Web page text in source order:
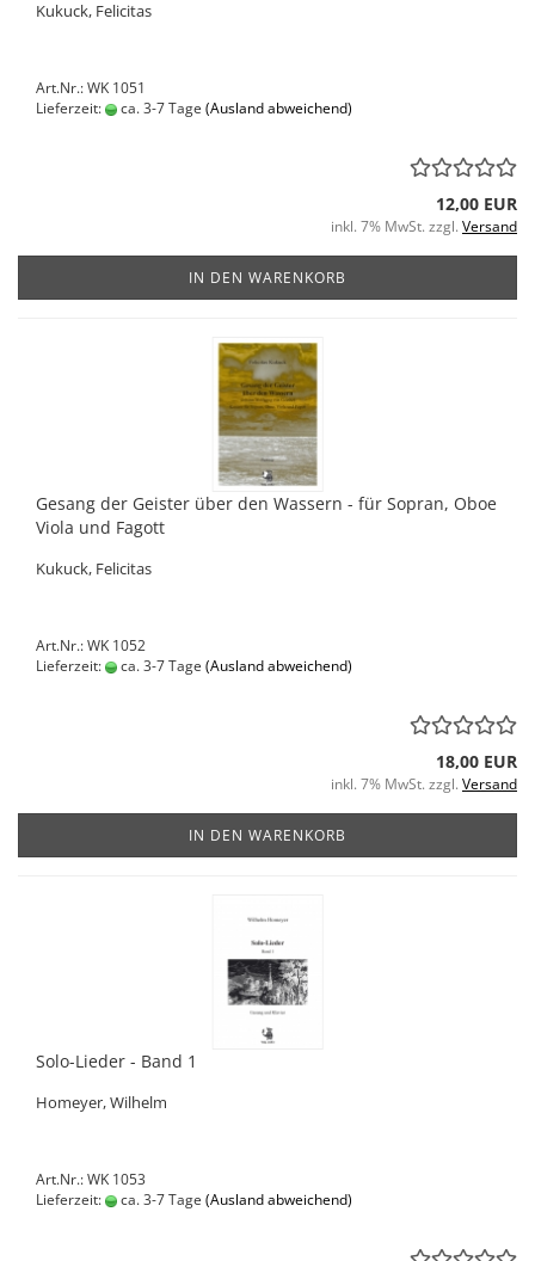
Kukuck, Felicitas
Art.Nr.: WK 1051
Lieferzeit:
ca. 3-7 Tage (Ausland abweichend)
12,00 EUR
inkl. 7% MwSt. zzgl. Versand
IN DEN WARENKORB
Gesang der Geister über den Wassern - für Sopran, Oboe
Viola und Fagott
Kukuck, Felicitas
Art.Nr.: WK 1052
Lieferzeit:
ca. 3-7 Tage (Ausland abweichend)
18,00 EUR
inkl. 7% MwSt. zzgl. Versand
IN DEN WARENKORB
Solo-Lieder - Band 1
Homeyer, Wilhelm
Art.Nr.: WK 1053
Lieferzeit:
ca. 3-7 Tage (Ausland abweichend)